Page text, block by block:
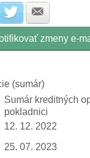
na LinkedIn
Zdielať na Pinterest
Zdielať na
zmeny e-
(sumár)
Sumár kreditných
pokladnici
12. 12. 2022
25. 07. 2023